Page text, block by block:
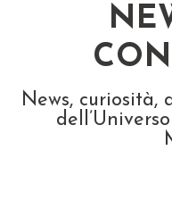
News, curiosità,